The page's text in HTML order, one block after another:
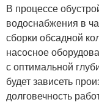
В процессе
водоснабжения в
сборки обсадной
насосное
с оптимальной
будет зависеть
долговечность